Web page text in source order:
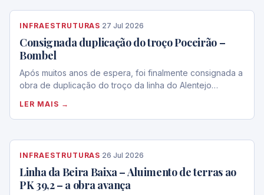
INFRAESTRUTURAS·27 Jul 2026
Consignada duplicação do troço Poceirão –
Bombel
Após muitos anos de espera, foi finalmente consignada a
obra de duplicação do troço da linha do Alentejo…
LER MAIS →
INFRAESTRUTURAS·26 Jul 2026
Linha da Beira Baixa – Aluimento de terras ao
PK 39,2 – a obra avança